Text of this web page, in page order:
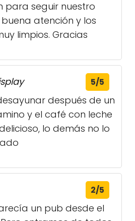
para seguir nuestro
atención y los
limpios. Gracias
5/5
después de un
y el café con leche
lo demás no lo
2/5
un pub desde el